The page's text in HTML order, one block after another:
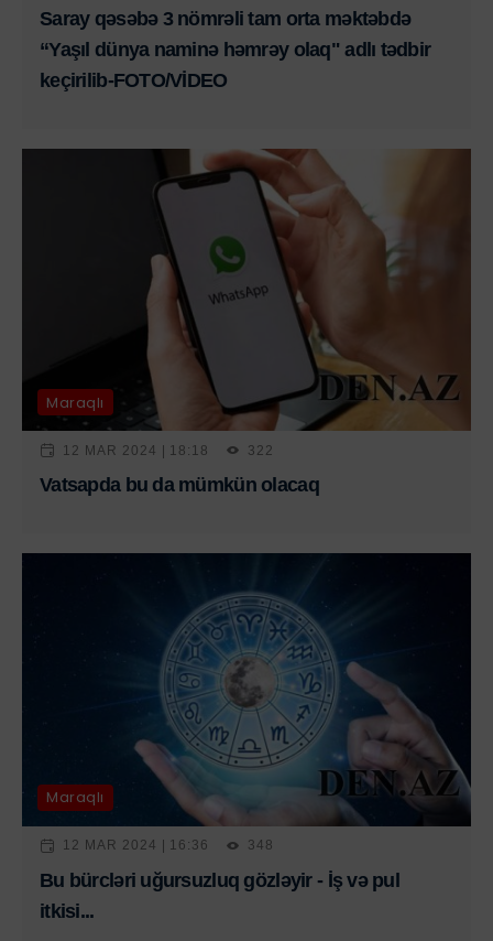
Saray qəsəbə 3 nömrəli tam orta məktəbdə
“Yaşıl dünya naminə həmrəy olaq" adlı tədbir
keçirilib-FOTO/VİDEO
Maraqlı
12 MAR 2024 | 18:18 322
Vatsapda bu da mümkün olacaq
Maraqlı
12 MAR 2024 | 16:36 348
Bu bürcləri uğursuzluq gözləyir - İş və pul
itkisi...